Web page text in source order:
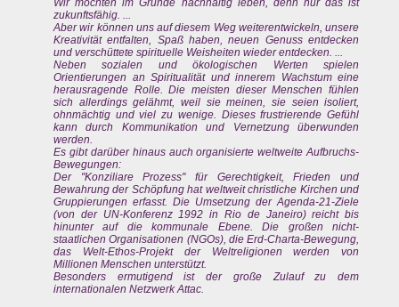
Wir möchten im Grunde nachhaltig leben, denn nur das ist
zukunftsfähig. ...
Aber wir können uns auf diesem Weg weiterentwickeln, unsere
Kreativität entfalten, Spaß haben, neuen Genuss entdecken
und verschüttete spirituelle Weisheiten wieder entdecken. ...
Neben sozialen und ökologischen Werten spielen
Orientierungen an Spiritualität und innerem Wachstum eine
herausragende Rolle. Die meisten dieser Menschen fühlen
sich allerdings gelähmt, weil sie meinen, sie seien isoliert,
ohnmächtig und viel zu wenige. Dieses frustrierende Gefühl
kann durch Kommunikation und Vernetzung überwunden
werden.
Es gibt darüber hinaus auch organisierte weltweite Aufbruchs-
Bewegungen:
Der "Konziliare Prozess" für Gerechtigkeit, Frieden und
Bewahrung der Schöpfung hat weltweit christliche Kirchen und
Gruppierungen erfasst. Die Umsetzung der Agenda-21-Ziele
(von der UN-Konferenz 1992 in Rio de Janeiro) reicht bis
hinunter auf die kommunale Ebene. Die großen nicht-
staatlichen Organisationen (NGOs), die Erd-Charta-Bewegung,
das Welt-Ethos-Projekt der Weltreligionen werden von
Millionen Menschen unterstützt.
Besonders ermutigend ist der große Zulauf zu dem
internationalen Netzwerk Attac.